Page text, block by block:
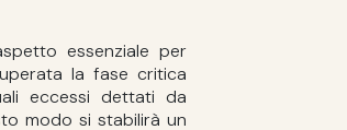
essenziale per
la fase critica
eccessi dettati da
modo si stabilirà un